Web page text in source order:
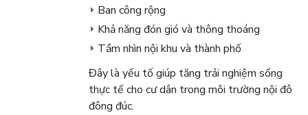
Ban công rộng
Khả năng đón gió và thông thoáng
Tầm nhìn nội khu và thành phố
Đây là yếu tố giúp tăng trải nghiệm sống
thực tế cho cư dân trong môi trường nội đô
đông đúc.